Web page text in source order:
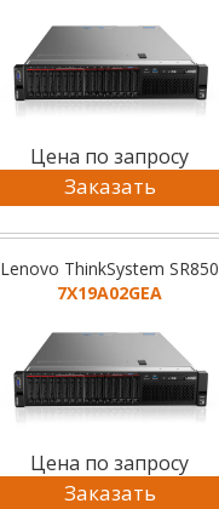
Цена по запросу
Заказать
Lenovo ThinkSystem SR850
7X19A02GEA
Цена по запросу
Заказать